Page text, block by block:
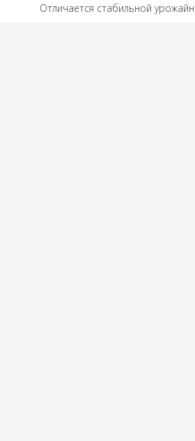
Отличается стабильной